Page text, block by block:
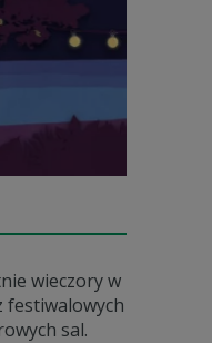
wieczory w
festiwalowych
sal.